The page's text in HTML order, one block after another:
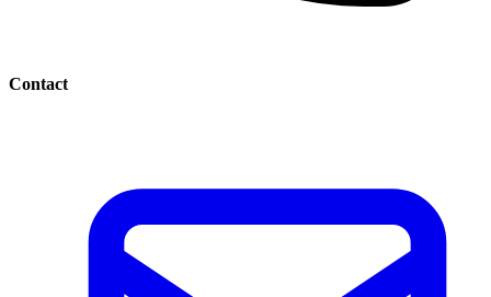
Contact